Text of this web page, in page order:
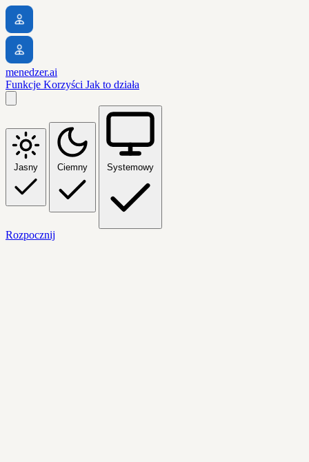
menedzer.ai
Funkcje Korzyści Jak to działa
Jasny Ciemny Systemowy
Rozpocznij